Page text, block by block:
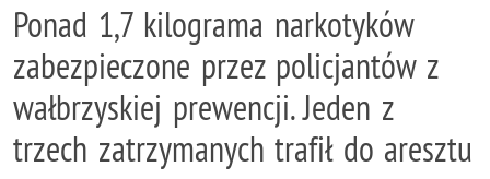
Ponad 1,7 kilograma narkotyków
zabezpieczone przez policjantów z
wałbrzyskiej prewencji. Jeden z
trzech zatrzymanych trafił do aresztu